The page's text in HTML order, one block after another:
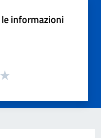
informazioni